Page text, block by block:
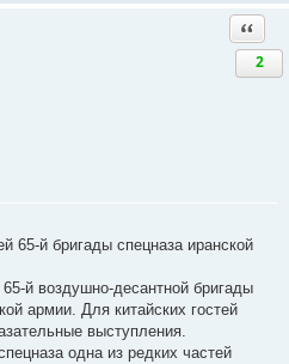
2
65-й бригады спецназа иранской
й воздушно-десантной бригады
армии. Для китайских гостей
выступления.
одна из редких частей